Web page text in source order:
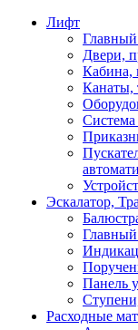
Лифт
Двери,
Кабина,
Канаты,
Система
Эскалатор,
Панель
Расходные